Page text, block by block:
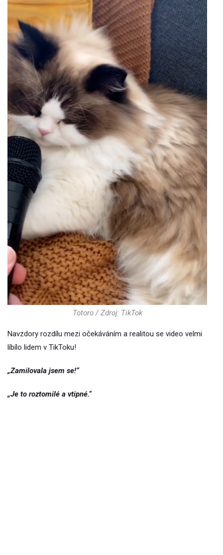
Totoro / Zdroj: TikTok
Navzdory rozdílu mezi očekáváním a realitou se video velmi
líbílo lidem v TikToku!
„Zamilovala jsem se!“
„Je to roztomilé a vtipné.“